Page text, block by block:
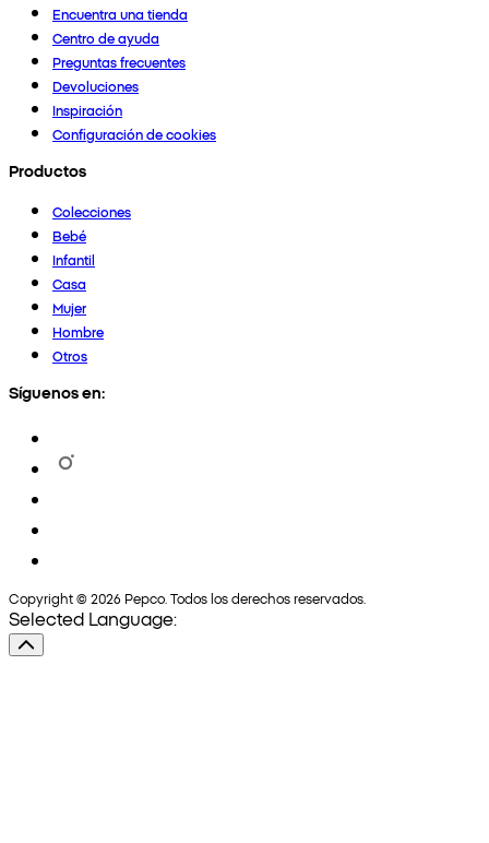
Encuentra una tienda
Centro de ayuda
Preguntas frecuentes
Devoluciones
Inspiración
Configuración de cookies
Productos
Colecciones
Bebé
Infantil
Casa
Mujer
Hombre
Otros
Síguenos en:
Copyright © 2026 Pepco. Todos los derechos reservados.
Selected Language: